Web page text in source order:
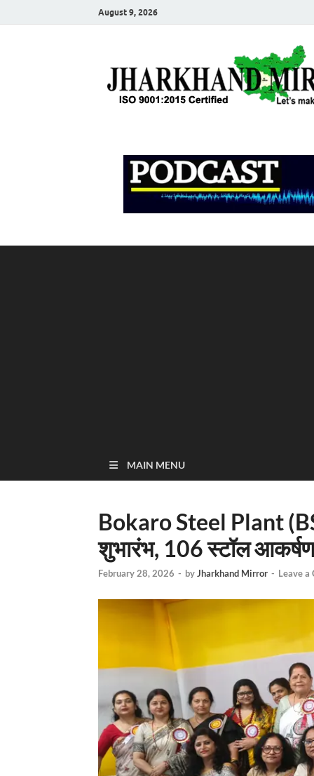
August 9, 2026
MAIN MENU
Bokaro Steel Plant
शुभारंभ, 106 स्टॉल
February 28, 2026 - byJharkhand Mirror - Leave a